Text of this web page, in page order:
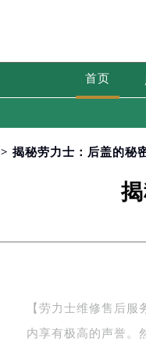
首页
> 揭秘劳力士：后盖的秘
【劳力士维修售后
内享有极高的声誉。